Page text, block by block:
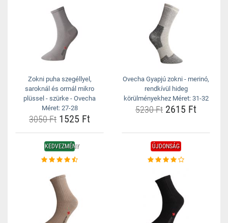
Zokni puha szegéllyel,
saroknál és orrnál mikro
plüssel - szürke - Ovecha
Méret: 27-28
3050 Ft 1525 Ft
Ovecha Gyapjú zokni - merinó,
rendkívül hideg
körülményekhez Méret: 31-32
5230 Ft 2615 Ft
KEDVEZMÉNY ÚJDONSÁG